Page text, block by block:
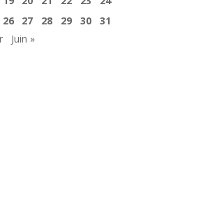
26 27 28 29 30
31
Juin »